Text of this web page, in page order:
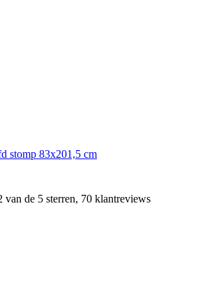
stomp 83x201,5 cm
van de 5 sterren, 70 klantreviews